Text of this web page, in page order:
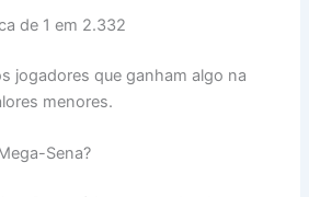
de 1 em 2.332
jogadores que ganham algo na
menores.
Sena?